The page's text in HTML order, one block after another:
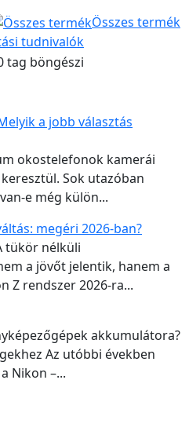
Összes termék
tudnivalók
tag böngészi
a jobb választás
okostelefonok kamerái
Sok utazóban
e még külön...
megéri 2026-ban?
tükör nélküli
a jövőt jelentik, hanem a
Z rendszer 2026-ra...
akkumulátora?
Az utóbbi években
Nikon –...